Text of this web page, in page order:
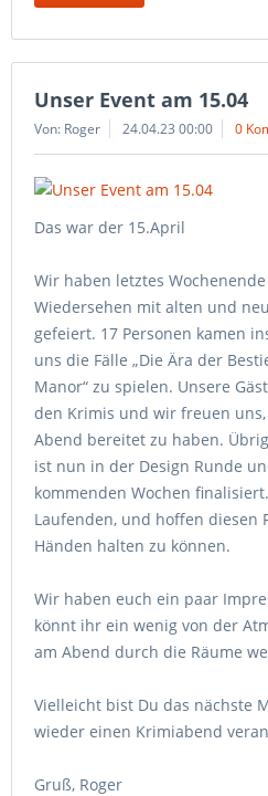
Unser Event am 15.04
Von: Roger 24.04.23 00:00 0
Das war der 15.April
Wir haben letztes
Wiedersehen mit alten und
gefeiert. 17 Personen kamen
uns die Fälle „Die Ära der
Manor“ zu spielen. Unsere
den Krimis und wir freuen
Abend bereitet zu haben.
ist nun in der Design Runde
kommenden Wochen
Laufenden, und hoffen diesen
Händen halten zu können.
Wir haben euch ein paar
könnt ihr ein wenig von der
am Abend durch die Räume
Vielleicht bist Du das nächste
wieder einen Krimiabend
Gruß, Roger